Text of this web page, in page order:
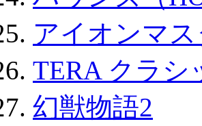
アイオンマ
TERA クラシ
幻獣物語2